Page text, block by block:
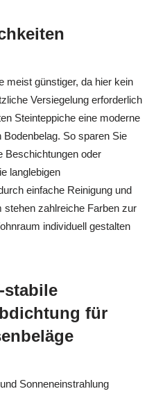
meist günstiger, da hier kein
Versiegelung erforderlich
Steinteppiche eine moderne
Bodenbelag. So sparen Sie
Beschichtungen oder
langlebigen
einfache Reinigung und
stehen zahlreiche Farben zur
individuell gestalten
stabile
für
Sonneneinstrahlung